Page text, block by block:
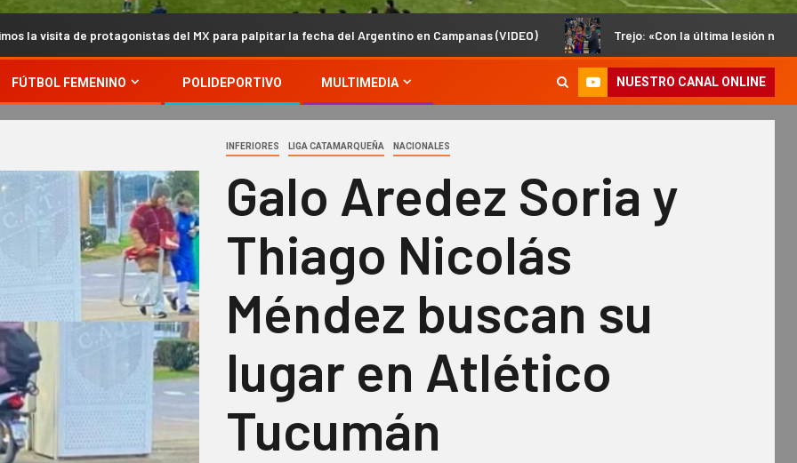
del MX para palpitar la fecha del Argentino en Campanas (VIDEO) Trejo: «Con la última lesión no podía volver a pisar
FÚTBOL FEMENINO POLIDEPORTIVO MULTIMEDIA NUESTRO CANAL ONLINE
INFERIORES LIGA CATAMARQUEÑA NACIONALES
Galo Aredez Soria y
Thiago Nicolás
Méndez buscan su
lugar en Atlético
Tucumán